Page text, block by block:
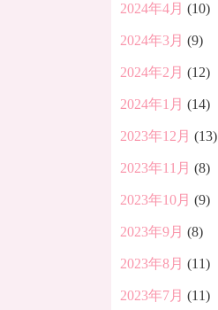
2024年4月 (10)
2024年3月 (9)
2024年2月 (12)
2024年1月 (14)
2023年12月 (13)
2023年11月 (8)
2023年10月 (9)
2023年9月 (8)
2023年8月 (11)
2023年7月 (11)